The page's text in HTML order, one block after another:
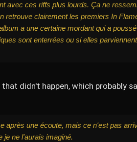
avec ces riffs plus lourds. Ça ne
retrouve clairement les premiers In
a une certaine mordant qui a
sont enterrées ou si elles
didn't happen, which probably
après une écoute, mais ce n'est pas
je ne l'aurais imaginé.